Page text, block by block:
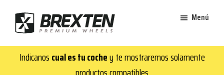
contenido
principal
de
página
Brexten
¡En
Brexten.com
Menú
Indicanos cual es tu cochey te mostraremos solamente